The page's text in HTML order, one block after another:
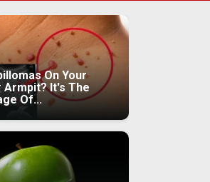
On Your
Armpit? It's The
Of...